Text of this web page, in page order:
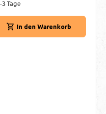
Tage
ein oder benutze die Schaltflächen
In den Warenkorb